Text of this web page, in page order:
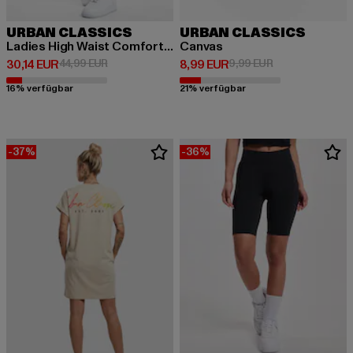
URBAN CLASSICS
Ladies High Waist Comfort Jogging
30,14 EUR
Derzeitiger Preis: 30,14 EUR
44,99 EURAktionspreis: 44,99 EUR
16% verfügbar
URBAN CLASSICS
Canvas
8,99 EUR
Derzeitiger Preis: 8,99 EUR
9,99 EURAktionspreis:
21% verfügbar
-37% -36%